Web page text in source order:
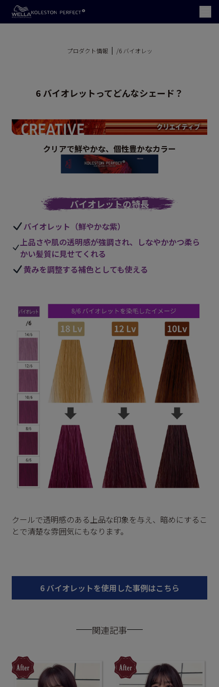
プロダクト情報 /6 バイオレッ
6 バイオレットってどんなシェード？
クリアで鮮やかな、個性豊かなカラー
バイオレットの特長
バイオレット（鮮やかな紫）
上品さや肌の透明感が強調され、しなやかかつ柔ら
かい髪質に見せてくれる
黄みを調整する補色としても使える
クールで透明感のある上品な印象を与え、暗めにするこ
とで清楚な雰囲気にもなります。
6 バイオレットを使用した事例はこちら
関連記事